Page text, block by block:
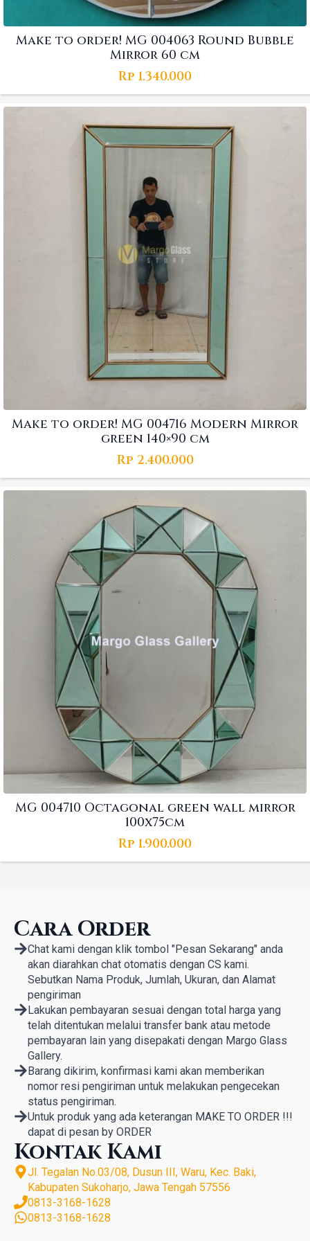
Make to order! MG 004063 Round Bubble
Mirror 60 cm
Rp 1.340.000
Make to order! MG 004716 Modern Mirror
green 140×90 cm
Rp 2.400.000
MG 004710 Octagonal green wall mirror
100x75cm
Rp 1.900.000
Cara Order
Chat kami dengan klik tombol "Pesan Sekarang" anda
akan diarahkan chat otomatis dengan CS kami.
Sebutkan Nama Produk, Jumlah, Ukuran, dan Alamat
pengiriman
Lakukan pembayaran sesuai dengan total harga yang
telah ditentukan melalui transfer bank atau metode
pembayaran lain yang disepakati dengan Margo Glass
Gallery.
Barang dikirim, konfirmasi kami akan memberikan
nomor resi pengiriman untuk melakukan pengecekan
status pengiriman.
Untuk produk yang ada keterangan MAKE TO ORDER !!!
dapat di pesan by ORDER
Kontak Kami
Jl. Tegalan No.03/08, Dusun III, Waru, Kec. Baki,
Kabupaten Sukoharjo, Jawa Tengah 57556
0813-3168-1628
0813-3168-1628